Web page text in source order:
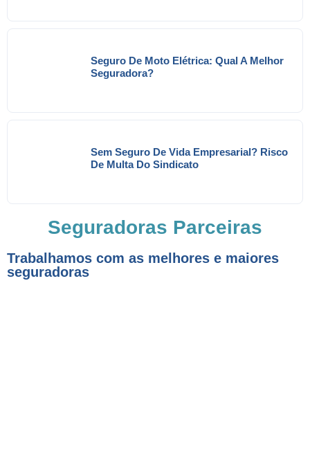
Seguro De Moto Elétrica: Qual A Melhor
Seguradora?
Sem Seguro De Vida Empresarial? Risco
De Multa Do Sindicato
Seguradoras Parceiras
Trabalhamos com as melhores e maiores
seguradoras